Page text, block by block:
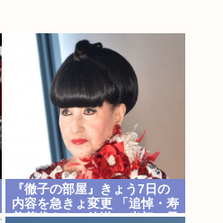
『徹子の部屋』きょう7日の
内容を急きょ変更 「追悼・寿
美花代さん」放送へ 当初の予